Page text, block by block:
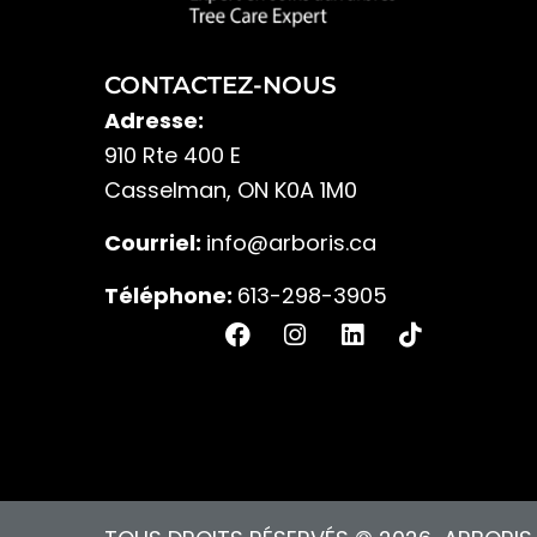
CONTACTEZ-NOUS
Adresse:
910 Rte 400 E
Casselman, ON K0A 1M0
Courriel: info@arboris.ca
Téléphone: 613-298-3905
F
a
k
I
n
a
m
L
i
n
T
i